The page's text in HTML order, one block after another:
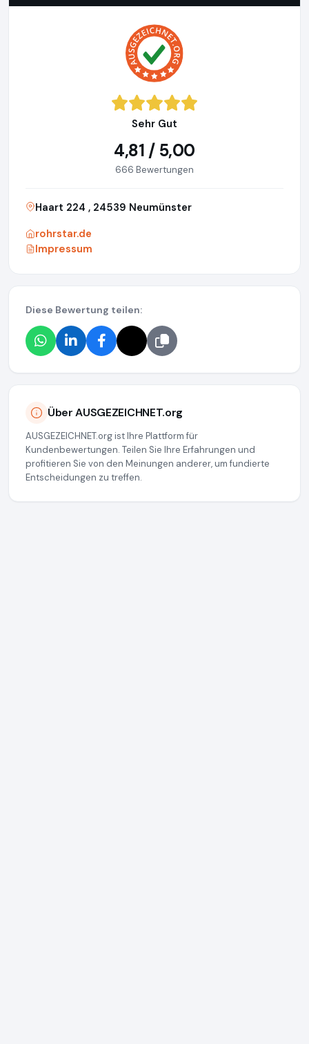
Sehr Gut
4,81 / 5,00
666 Bewertungen
Haart 224 , 24539 Neumünster
rohrstar.de
Impressum
Diese Bewertung teilen:
Über AUSGEZEICHNET.org
AUSGEZEICHNET.org ist Ihre Plattform für
Kundenbewertungen. Teilen Sie Ihre Erfahrungen und
profitieren Sie von den Meinungen anderer, um fundierte
Entscheidungen zu treffen.